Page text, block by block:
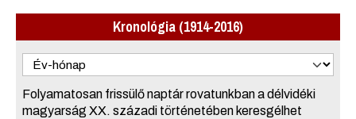
Kronológia (1914-2016)
Folyamatosan frissülő naptár rovatunkban a délvidéki
magyarság XX. századi történetében keresgélhet